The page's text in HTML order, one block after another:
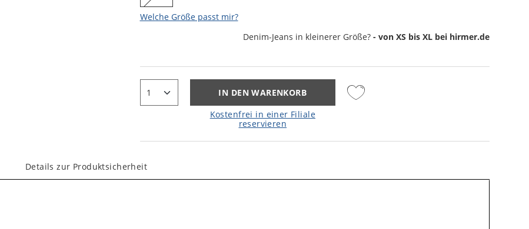
Welche Größe passt mir?
Denim-Jeans in kleinerer Größe? - von XS bis XL bei hirmer.de
IN DEN WARENKORB
Kostenfrei in einer Filiale
reservieren
Details zur Produktsicherheit